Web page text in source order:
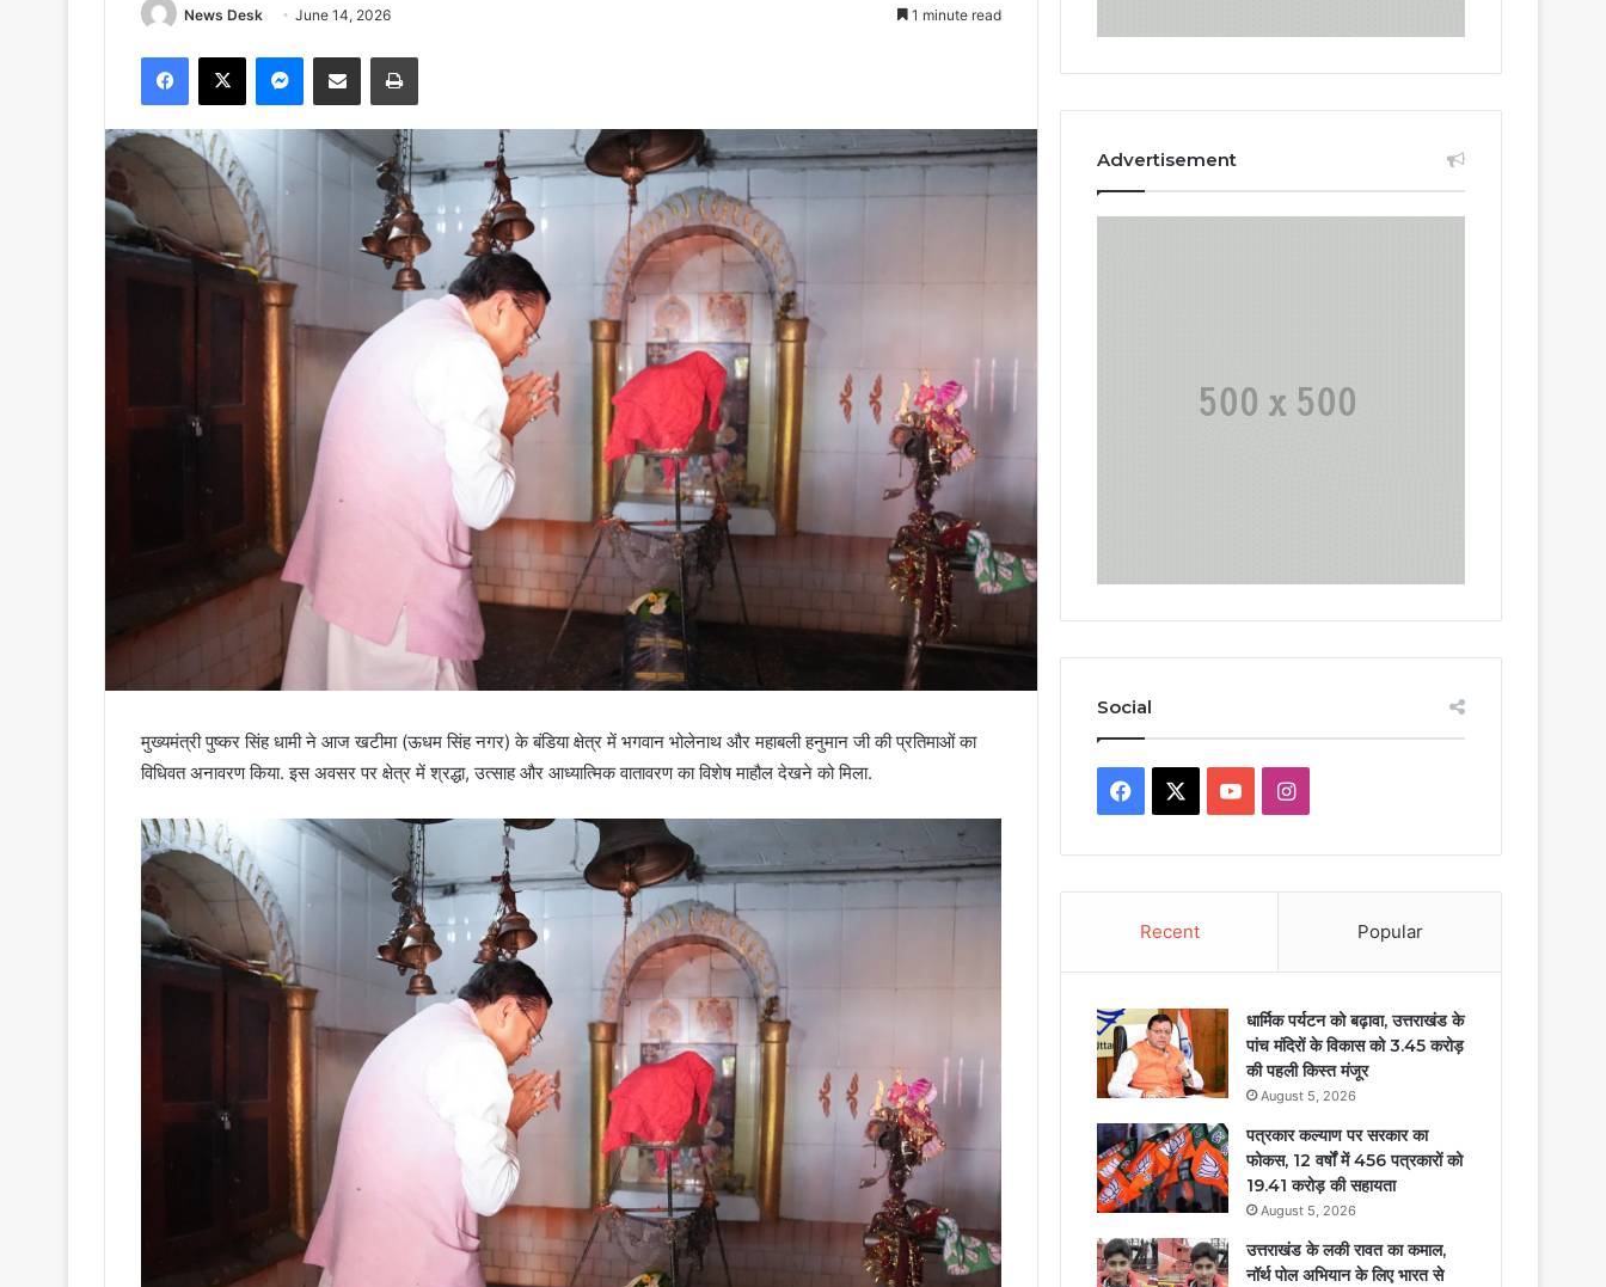
News Desk June 14, 2026 1 minute read
Facebook
X Messenger
Share via Email Print
मुख्यमंत्री पुष्कर सिंह धामी ने आज खटीमा (ऊधम सिंह नगर) के बंडिया क्षेत्र में भगवान भोलेनाथ और महाबली हनुमान जी की प्रतिमाओं का
विधिवत अनावरण किया. इस अवसर पर क्षेत्र में श्रद्धा, उत्साह और आध्यात्मिक वातावरण का विशेष माहौल देखने को मिला.
Advertisement
Social
Facebook YouTubeInstagram
Recent Popular
धार्मिक पर्यटन को बढ़ावा, उत्तराखंड के
पांच मंदिरों के विकास को 3.45 करोड़
की पहली किस्त मंजूर
August 5, 2026
पत्रकार कल्याण पर सरकार का
फोकस, 12 वर्षों में 456 पत्रकारों को
19.41 करोड़ की सहायता
August 5, 2026
उत्तराखंड के लकी रावत का कमाल,
नॉर्थ पोल अभियान के लिए भारत से